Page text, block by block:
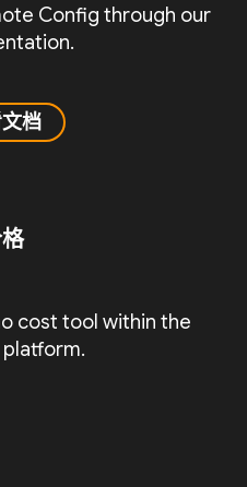
Config through our
档
cost tool within the
platform.